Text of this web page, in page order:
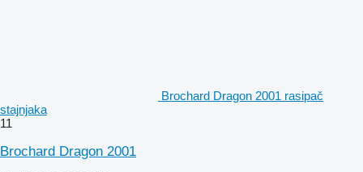
Brochard Dragon 2001 rasipač
stajnjaka
11
Brochard Dragon 2001